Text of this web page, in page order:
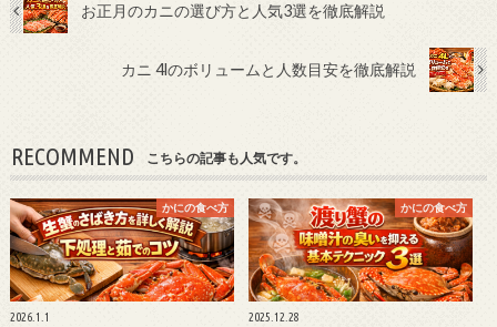
お正月のカニの選び方と人気3選を徹底解説
カニ 4lのボリュームと人数目安を徹底解説
RECOMMEND こちらの記事も人気です。
かにの食べ方
2026.1.1
かにの食べ方
2025.12.28